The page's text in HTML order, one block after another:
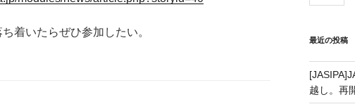
着いたらぜひ参加したい。
最近の投稿
越し。再